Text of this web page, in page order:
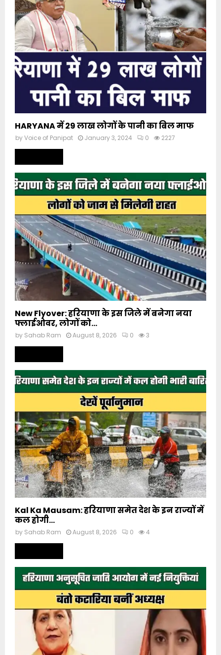
HARYANA में 29 लाख लोगों के पानी का बिल माफ
byVoice of Panipat January 3, 2024 0 2227
New Flyover: हरियाणा के इस जिले में बनेगा नया
फ्लाईओवर, लोगों को...
by Sahab Ram August 8, 2026 0 3
Kal Ka Mausam: हरियाणा समेत देश के इन राज्यों में
कल होगी...
by Sahab Ram August 8, 2026 0 4